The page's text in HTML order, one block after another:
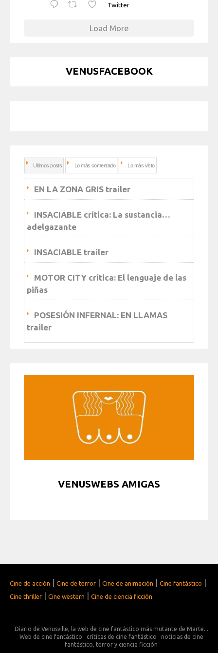
Twitter
Load More
VENUSFACEBOOK
Ultimos posts Lo más comentado Lo más visto
EN LA ZONA GRIS trailer
INSACIABLE crítica: La sustancia…
adelgazante
INSACIABLE trailer
MOTOR CITY crítica: El lenguaje de las
piñas
POSESIÓN INFERNAL: EN LLAMAS
trailer
VENUSWEBS AMIGAS
Cine de acción | Cine de terror | Cine de animación | Cine fantástico |
Cine thriller | Cine western | Cine de ciencia ficción
Diario de Venusville, la web de cine fantástico más mutante de Marte...
Web de cine fantástico
críticas de cine fantástico
noticias de cine
fantástico, terror y ciencia ficción